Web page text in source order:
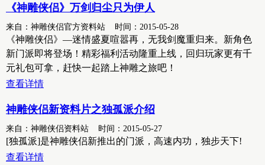
《神雕侠侣》万剑归尘只为伊人
来自：神雕侠侣官方资料站 时间：2015-05-28
《神雕侠侣》—迷情盛夏喧嚣再，无我剑魔重归来。新角色
新门派即将登场！精彩福利活动隆重上线，回归玩家更有千
元礼包可拿，赶快一起踏上神雕之旅吧！
查看详情
神雕侠侣新资料片之独孤派介绍
来自：神雕侠侣资料站 时间：2015-05-27
[独孤派]是神雕侠侣新推出的门派，高速内功，独步天下!
查看详情